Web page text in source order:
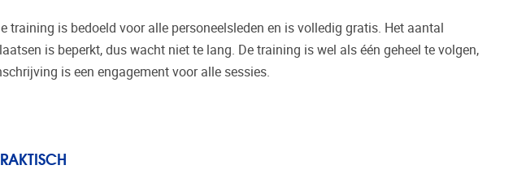
training is bedoeld voor alle personeelsleden en is volledig gratis. Het aantal
is beperkt, dus wacht niet te lang. De training is wel als één geheel te volgen,
is een engagement voor alle sessies.